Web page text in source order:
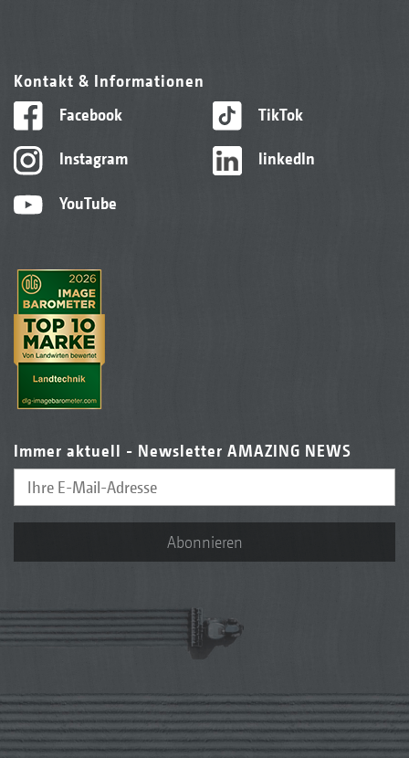
Kontakt & Informationen
Facebook
Instagram
YouTube
TikTok
linkedIn
Immer aktuell - Newsletter AMAZING NEWS
Abonnieren